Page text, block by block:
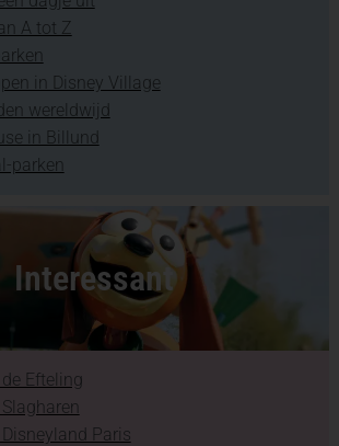
A tot Z
in Disney Village
wereldwijd
in Billund
parken
Interessant
Efteling
Paris